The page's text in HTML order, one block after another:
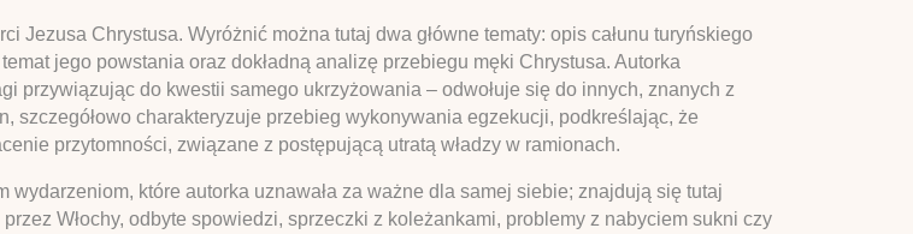
Jezusa Chrystusa. Wyróżnić można tutaj dwa główne tematy: opis całunu turyńskiego
jego powstania oraz dokładną analizę przebiegu męki Chrystusa. Autorka
przywiązując do kwestii samego ukrzyżowania – odwołuje się do innych, znanych z
szczegółowo charakteryzuje przebieg wykonywania egzekucji, podkreślając, że
przytomności, związane z postępującą utratą władzy w ramionach.
które autorka uznawała za ważne dla samej siebie; znajdują się tutaj
Włochy, odbyte spowiedzi, sprzeczki z koleżankami, problemy z nabyciem sukni czy